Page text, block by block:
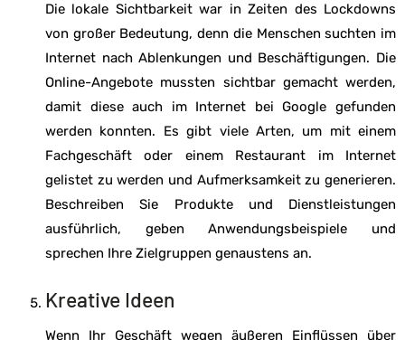
Die lokale Sichtbarkeit war in Zeiten des Lockdowns
von großer Bedeutung, denn die Menschen suchten im
Internet nach Ablenkungen und Beschäftigungen. Die
Online-Angebote mussten sichtbar gemacht werden,
damit diese auch im Internet bei Google gefunden
werden konnten. Es gibt viele Arten, um mit einem
Fachgeschäft oder einem Restaurant im Internet
gelistet zu werden und Aufmerksamkeit zu generieren.
Beschreiben Sie Produkte und Dienstleistungen
ausführlich, geben Anwendungsbeispiele und
sprechen Ihre Zielgruppen genaustens an.
Kreative Ideen
Wenn Ihr Geschäft wegen äußeren Einflüssen über